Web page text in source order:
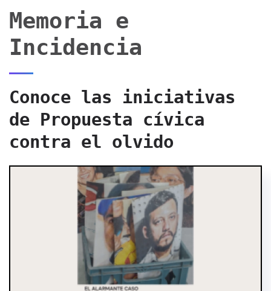
Memoria e
Incidencia
Conoce las iniciativas
de Propuesta cívica
contra el olvido